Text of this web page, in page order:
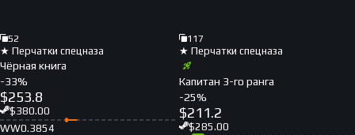
52
★ Перчатки спецназа
Чёрная книга
-33%
$253.8
$380.00
WW0.3854
117
★ Перчатки спецназа
Капитан 3-го ранга
-25%
$211.2
$285.00